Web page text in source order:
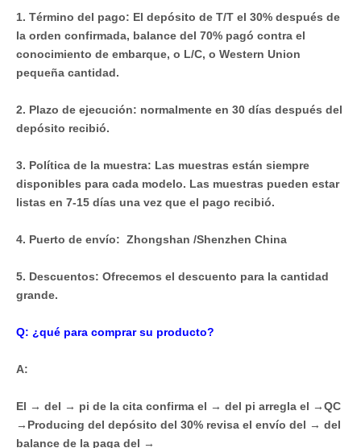
1. Término del pago: El depósito de T/T el 30% después de
la orden confirmada, balance del 70% pagó contra el
conocimiento de embarque, o L/C, o Western Union
pequeña cantidad.
2. Plazo de ejecución: normalmente en 30 días después del
depósito recibió.
3. Política de la muestra: Las muestras están siempre
disponibles para cada modelo. Las muestras pueden estar
listas en 7-15 días una vez que el pago recibió.
4. Puerto de envío: Zhongshan /Shenzhen China
5. Descuentos: Ofrecemos el descuento para la cantidad
grande.
Q: ¿qué para comprar su producto?
A:
El → del → pi de la cita confirma el → del pi arregla el →QC
→Producing del depósito del 30% revisa el envío del → del
balance de la paga del →